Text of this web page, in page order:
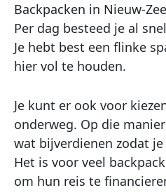
Backpacken in Nieuw-
Per dag besteed je al
Je hebt best een flinke
hier vol te houden.
Je kunt er ook voor
onderweg. Op die
wat bijverdienen zodat
Het is voor veel
om hun reis te